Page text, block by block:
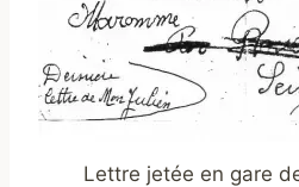
Lettre jetée en gare